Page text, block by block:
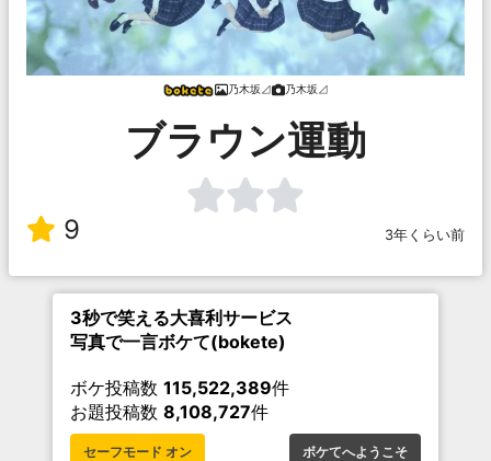
乃木坂⊿ 乃木坂⊿
ブラウン運動
9 3年くらい前
3秒で笑える大喜利サービス
写真で一言ボケて(bokete)
ボケ投稿数 115,522,389件
お題投稿数 8,108,727件
セーフモード オン ボケてへようこそ